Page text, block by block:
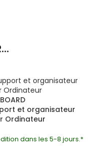
et organisateur
Ordinateur
dans les 5-8 jours.*